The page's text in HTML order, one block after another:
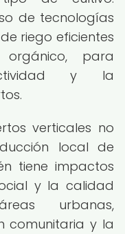
de tecnologías
riego eficientes
para
y la
verticales no
local de
tiene impactos
y la calidad
urbanas,
comunitaria y la